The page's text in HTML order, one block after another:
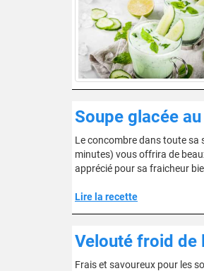
Soupe glacée
Le concombre dans toute sa
minutes) vous offrira de
apprécié pour sa fraicheur
Lire la recette
Velouté froid de
Frais et savoureux pour les